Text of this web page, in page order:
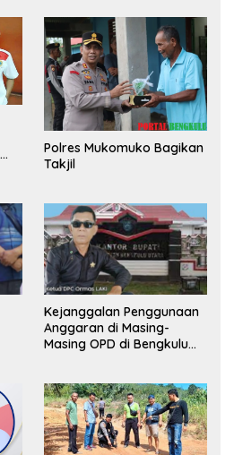
Polres Mukomuko Bagikan
Takjil
Kejanggalan Penggunaan
Anggaran di Masing-
Masing OPD di Bengkulu